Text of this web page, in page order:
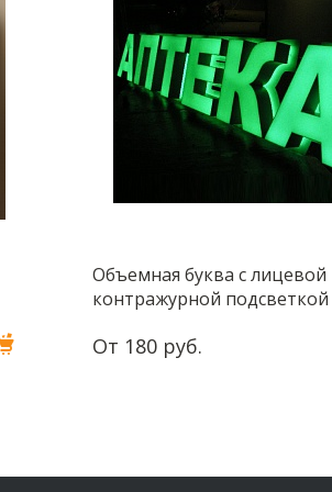
Объемная буква с лицевой
контражурной подсветкой
От 180 руб.